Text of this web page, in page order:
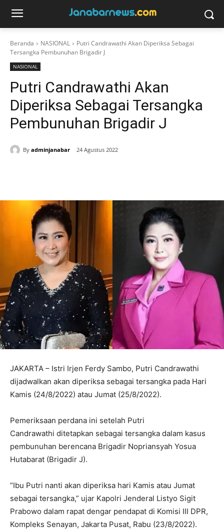
Beranda NASIONAL
Putri Candrawathi Akan Diperiksa Sebagai
Tersangka Pembunuhan Brigadir J
NASIONAL
Putri Candrawathi Akan
Diperiksa Sebagai Tersangka
Pembunuhan Brigadir J
By adminjanabar 24 Agustus 2022
JAKARTA – Istri Irjen Ferdy Sambo, Putri Candrawathi
dijadwalkan akan diperiksa sebagai tersangka pada Hari
Kamis (24/8/2022) atau Jumat (25/8/2022).
Pemeriksaan perdana ini setelah Putri
Candrawathi ditetapkan sebagai tersangka dalam kasus
pembunuhan berencana Brigadir Nopriansyah Yosua
Hutabarat (Brigadir J).
“Ibu Putri nanti akan diperiksa hari Kamis atau Jumat
sebagai tersangka,” ujar Kapolri Jenderal Listyo Sigit
Prabowo dalam rapat dengar pendapat di Komisi III DPR,
Kompleks Senayan, Jakarta Pusat, Rabu (23/8/2022).